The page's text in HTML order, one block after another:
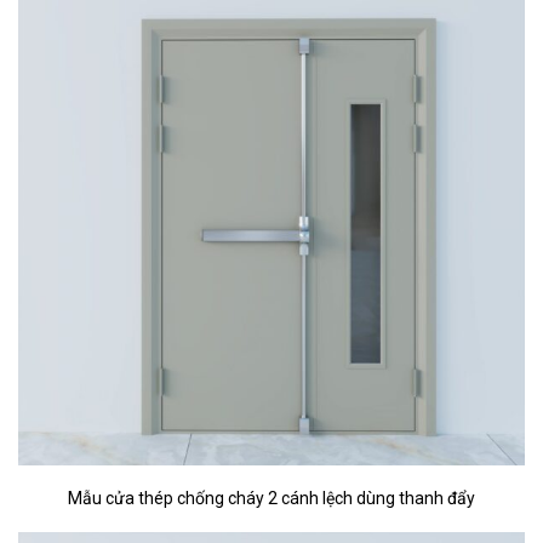
Mẫu cửa thép chống cháy 2 cánh lệch dùng thanh đẩy